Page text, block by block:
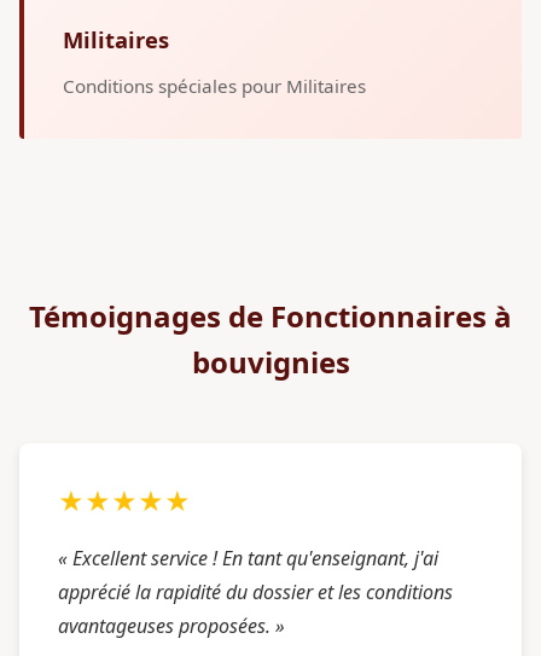
Militaires
Conditions spéciales pour Militaires
Témoignages de Fonctionnaires à
bouvignies
★★★★★
« Excellent service ! En tant qu'enseignant, j'ai
apprécié la rapidité du dossier et les conditions
avantageuses proposées. »